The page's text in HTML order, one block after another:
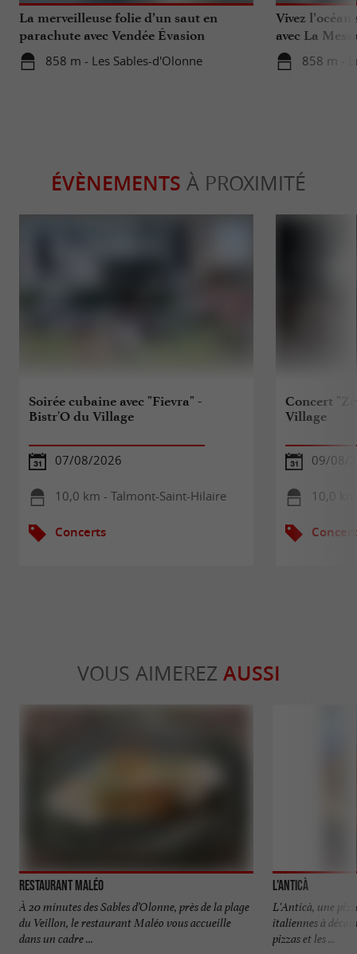
La merveilleuse folie d’un saut en
parachute avec Vendée Évasion
Parachutisme
858 m - Les Sables-d'Olonne
Vivez
avec La
858 m -
ÉVÈNEMENTS À PROXIMITÉ
Soirée cubaine avec "Fievra" -
Bistr'O du Village
07/08/2026
10,0 km - Talmont-Saint-Hilaire
Concerts
Concert
Village
09/08/
10,0
VOUS AIMEREZ AUSSI
Restaurant Maléo
À 20 minutes des Sables d’Olonne, près de la plage
du Veillon, le restaurant Maléo vous accueille
dans un cadre ...
L'Anticà
L'Anticà, une
italiennes à
pizzas et les ...